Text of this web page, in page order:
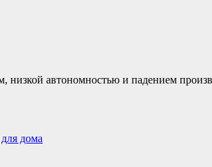
автономностью и падением
дома